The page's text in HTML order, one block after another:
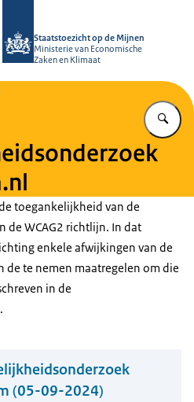
Staatstoezicht op de Mijnen
Ministerie van Economische
Zaken en Klimaat
toegankelijkheid van de
de WCAG2 richtlijn. In dat
enkele afwijkingen van de
de te nemen maatregelen om die
in de
.
(05-09-2024)